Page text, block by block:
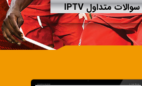
سوالات متداول IPTV